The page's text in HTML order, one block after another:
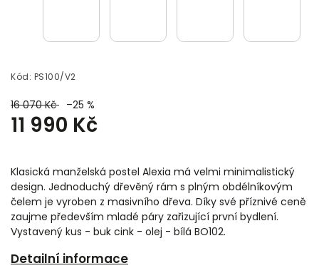
Kód: PS100/V2
16 070 Kč –25 %
11 990 Kč
Klasická manželská postel Alexia má velmi minimalistický
design. Jednoduchý dřevěný rám s plným obdélníkovým
čelem je vyroben z masivního dřeva. Díky své příznivé ceně
zaujme především mladé páry zařizující první bydlení.
Vystavený kus - buk cink - olej - bílá BO102.
Detailní informace